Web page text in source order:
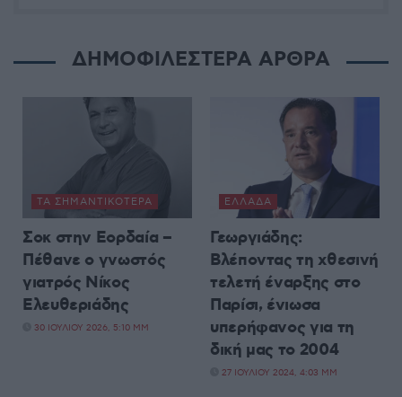
ΔΗΜΟΦΙΛΕΣΤΕΡΑ ΑΡΘΡΑ
ΤΑ ΣΗΜΑΝΤΙΚΟΤΕΡΑ
Σοκ στην Εορδαία –
Πέθανε o γνωστός
γιατρός Νίκος
Ελευθεριάδης
30 ΙΟΥΛΊΟΥ 2026, 5:10 ΜΜ
ΕΛΛΆΔΑ
Γεωργιάδης:
Βλέποντας τη χθεσινή
τελετή έναρξης στο
Παρίσι, ένιωσα
υπερήφανος για τη
δική μας το 2004
27 ΙΟΥΛΊΟΥ 2024, 4:03 ΜΜ